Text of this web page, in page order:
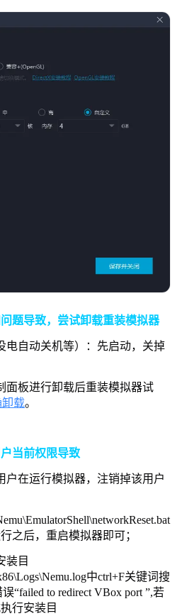
题导致，尝试卸载重装模拟器
电自动关机等）：先启动，关掉
面板进行卸载后重装模拟器试
载。
当前权限导致
户在运行模拟器，注销掉该用户
之后，重启模拟器即可；
装目
中ctrl+F关键词搜
“failed to redirect VBox port ”,若
行安装目